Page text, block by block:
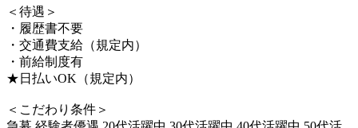
＜待遇＞
・履歴書不要
・交通費支給（規定内）
・前給制度有
★日払いOK（規定内）
＜こだわり条件＞